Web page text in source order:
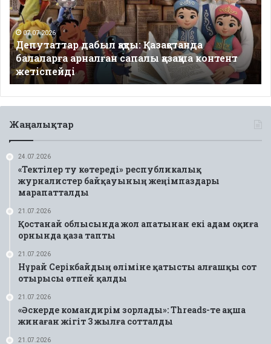
балаларға
арналған
сапалы
қазақша
контент
жетіспейді
07.07.2026
Депутаттар дабыл қақты: Қазақстанда
балаларға арналған сапалы қазақша контент
жетіспейді
Жаңалықтар
24.07.2026
«Тектілер ту көтереді» республикалық
журналистер байқауының жеңімпаздары
марапатталды
21.07.2026
Қостанай облысында жол апатынан екі адам оқиға
орнында қаза тапты
21.07.2026
Нұрай Серікбайдың өліміне қатысты алғашқы сот
отырысы өтпей қалды
21.07.2026
«Әскерде командирім зорлады»: Threads-те ақша
жинаған жігіт 3 жылға сотталды
21.07.2026